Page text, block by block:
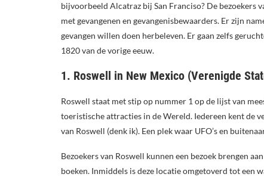
bijvoorbeeld Alcatraz bij San Franciso? De bezoekers
met gevangenen en gevangenisbewaarders. Er zijn
gevangen willen doen herbeleven. Er gaan zelfs
1820 van de vorige eeuw.
1. Roswell in New Mexico (Verenigde
Roswell staat met stip op nummer 1 op de lijst van
toeristische attracties in de Wereld. Iedereen kent de
van Roswell (denk ik). Een plek waar UFO’s en
Bezoekers van Roswell kunnen een bezoek brengen
boeken. Inmiddels is deze locatie omgetoverd tot